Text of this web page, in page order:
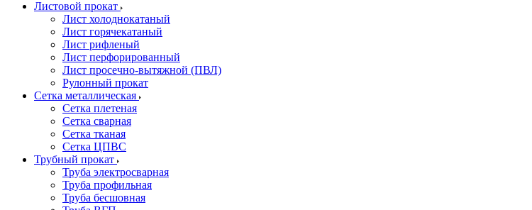
Листовой прокат
Лист холоднокатаный
Лист горячекатаный
Лист рифленый
Лист перфорированный
Лист просечно-вытяжной (ПВЛ)
Рулонный прокат
Сетка металлическая
Сетка плетеная
Сетка сварная
Сетка тканая
Сетка ЦПВС
Трубный прокат
Труба электросварная
Труба профильная
Труба бесшовная